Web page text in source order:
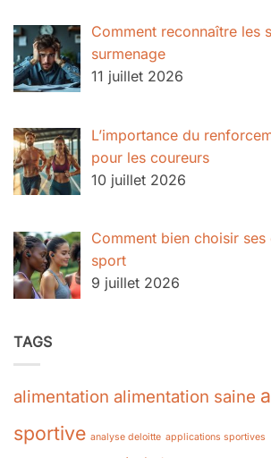
Comment reconnaître les
surmenage
11 juillet 2026
L’importance du
pour les coureurs
10 juillet 2026
Comment bien choisir
sport
9 juillet 2026
TAGS
alimentation alimentation saine
sportive analyse deloitte applications sportives